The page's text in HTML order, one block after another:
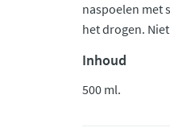
naspoelen met
het drogen.
Inhoud
500 ml.